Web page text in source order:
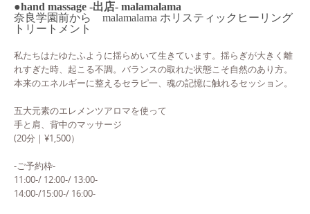
●hand massage -出店- malamalama
奈良学園前から malamalama ホリスティックヒーリング
トリートメント
私たちはたゆたふように揺らめいて生きています。揺らぎが大きく離
れすぎた時、起こる不調。バランスの取れた状態こそ自然のあり方。
本来のエネルギーに整えるセラピ一、魂の記憶に触れるセッション。
五大元素のエレメンツアロマを使って
手と肩、背中のマッサージ
(20分｜¥1,500）
-ご予約枠-
11:00-/ 12:00-/ 13:00-
14:00-/15:00-/ 16:00-